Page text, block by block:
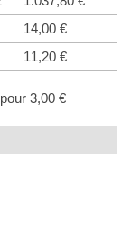
14,00 €
11,20 €
3,00 €